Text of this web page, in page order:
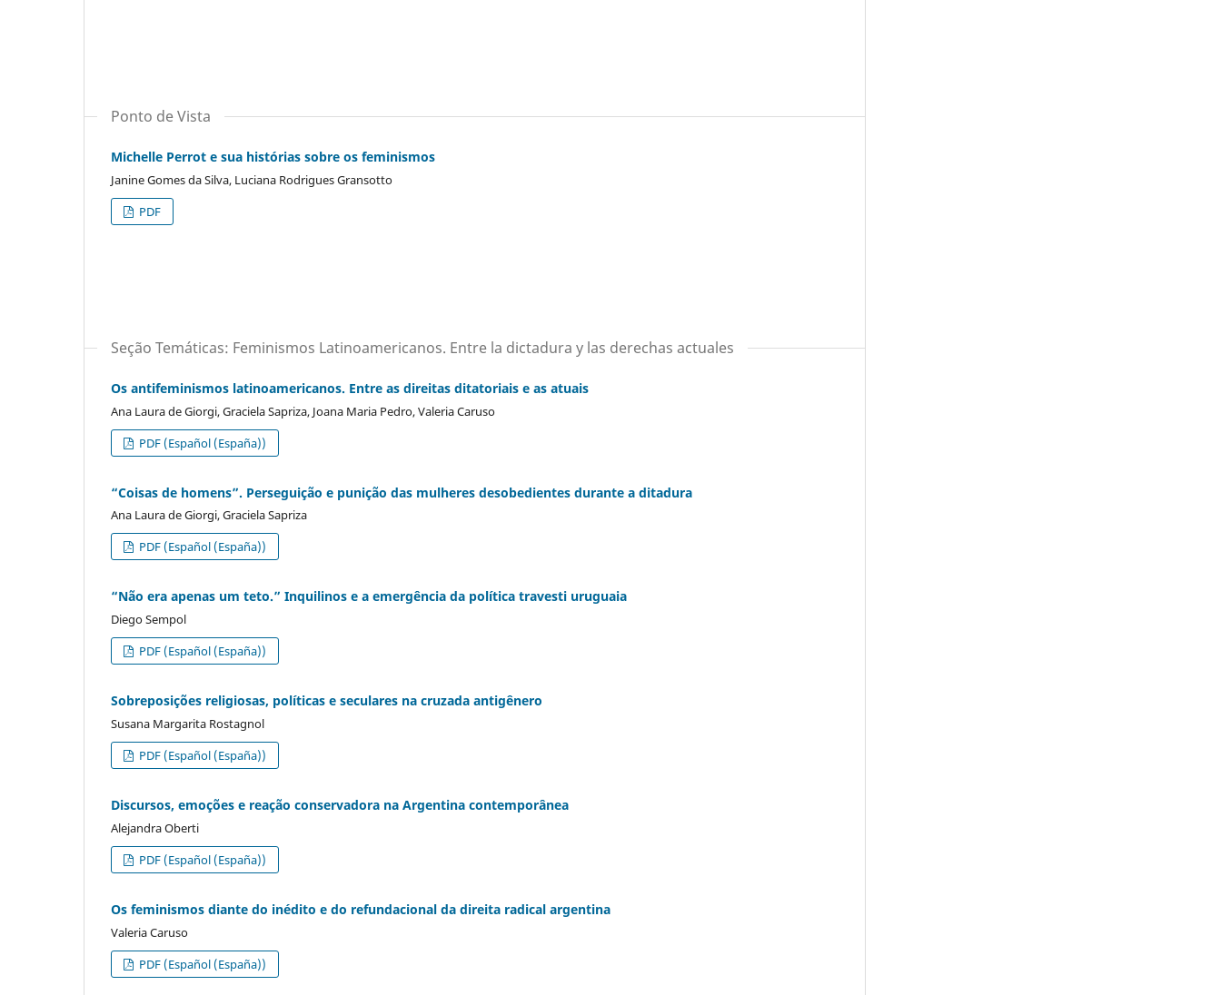
Ponto de Vista
Michelle Perrot e sua histórias sobre os feminismos
Janine Gomes da Silva, Luciana Rodrigues Gransotto
PDF
Seção Temáticas: Feminismos Latinoamericanos. Entre la dictadura y las derechas actuales
Os antifeminismos latinoamericanos. Entre as direitas ditatoriais e as atuais
Ana Laura de Giorgi, Graciela Sapriza, Joana Maria Pedro, Valeria Caruso
PDF (Español (España))
“Coisas de homens”. Perseguição e punição das mulheres desobedientes durante a ditadura
Ana Laura de Giorgi, Graciela Sapriza
PDF (Español (España))
“Não era apenas um teto.” Inquilinos e a emergência da política travesti uruguaia
Diego Sempol
PDF (Español (España))
Sobreposições religiosas, políticas e seculares na cruzada antigênero
Susana Margarita Rostagnol
PDF (Español (España))
Discursos, emoções e reação conservadora na Argentina contemporânea
Alejandra Oberti
PDF (Español (España))
Os feminismos diante do inédito e do refundacional da direita radical argentina
Valeria Caruso
PDF (Español (España))